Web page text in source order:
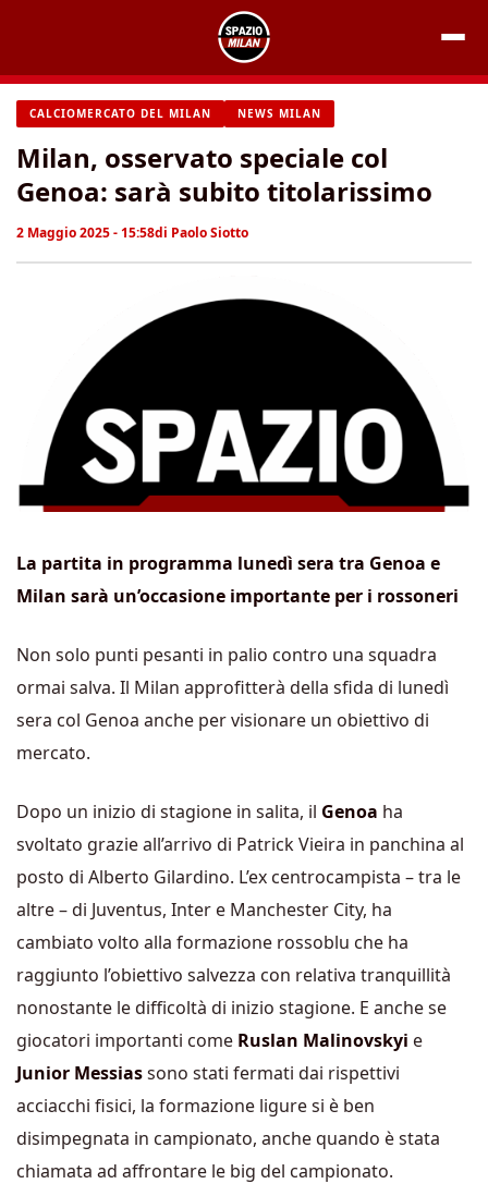
contenuto
CALCIOMERCATO DEL MILAN NEWS MILAN
Milan, osservato speciale col
Genoa: sarà subito titolarissimo
2 Maggio 2025 - 15:58di Paolo Siotto
La partita in programma lunedì sera tra Genoa e
Milan sarà un’occasione importante per i rossoneri
Non solo punti pesanti in palio contro una squadra
ormai salva. Il Milan approfitterà della sfida di lunedì
sera col Genoa anche per visionare un obiettivo di
mercato.
Dopo un inizio di stagione in salita, il Genoa ha
svoltato grazie all’arrivo di Patrick Vieira in panchina al
posto di Alberto Gilardino. L’ex centrocampista – tra le
altre – di Juventus, Inter e Manchester City, ha
cambiato volto alla formazione rossoblu che ha
raggiunto l’obiettivo salvezza con relativa tranquillità
nonostante le difficoltà di inizio stagione. E anche se
giocatori importanti come Ruslan Malinovskyi e
Junior Messiassono stati fermati dai rispettivi
acciacchi fisici, la formazione ligure si è ben
disimpegnata in campionato, anche quando è stata
chiamata ad affrontare le big del campionato.